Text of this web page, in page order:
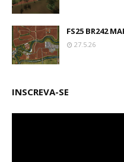
FS25 BR242
27.5.26
INSCREVA-SE